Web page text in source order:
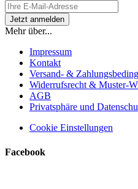
Mehr über...
Impressum
Kontakt
Versand- &
Widerrufsrecht & Muster-
AGB
Privatsphäre und
Cookie Einstellungen
Facebook